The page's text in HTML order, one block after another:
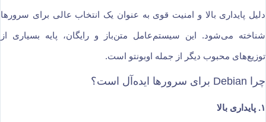
دلیل پایداری بالا و امنیت قوی به عنوان یک انتخاب عالی برای سرورها
شناخته می‌شود. این سیستم‌عامل متن‌باز و رایگان، پایه بسیاری از
توزیع‌های محبوب دیگر از جمله اوبونتو است.
چرا Debian برای سرورها ایده‌آل است؟
۱. پایداری بالا